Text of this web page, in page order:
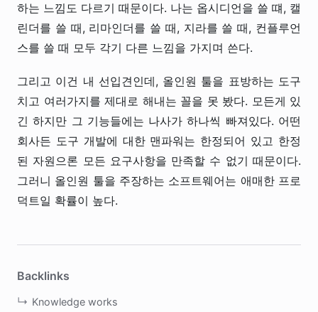
하는 느낌도 다르기 때문이다. 나는 옵시디언을 쓸 떄, 캘
린더를 쓸 때, 리마인더를 쓸 때, 지라를 쓸 때, 컨플루언
스를 쓸 때 모두 각기 다른 느낌을 가지며 쓴다.
그리고 이건 내 선입견인데, 올인원 툴을 표방하는 도구
치고 여러가지를 제대로 해내는 꼴을 못 봤다. 모든게 있
긴 하지만 그 기능들에는 나사가 하나씩 빠져있다. 어떤
회사든 도구 개발에 대한 맨파워는 한정되어 있고 한정
된 자원으론 모든 요구사항을 만족할 수 없기 때문이다.
그러니 올인원 툴을 주장하는 소프트웨어는 애매한 프로
덕트일 확률이 높다.
Backlinks
Knowledge works